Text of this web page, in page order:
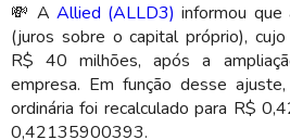
💸 AAllied (ALLD3) informou que
(juros sobre o capital próprio),
R$ 40 milhões, após a
empresa. Em função desse
ordinária foi recalculado para R$
0,42135900393.